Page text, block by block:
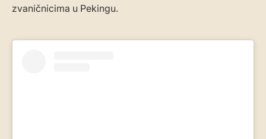
zvaničnicima u Pekingu.